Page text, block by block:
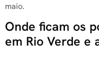
maio.
Onde ficam os
em Rio Verde e